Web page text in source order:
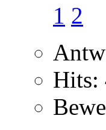
1 2
Hits: